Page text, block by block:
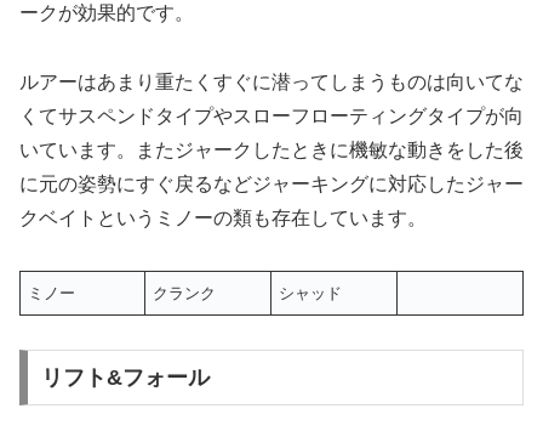
ークが効果的です。
ルアーはあまり重たくすぐに潜ってしまうものは向いてな
くてサスペンドタイプやスローフローティングタイプが向
いています。またジャークしたときに機敏な動きをした後
に元の姿勢にすぐ戻るなどジャーキングに対応したジャー
クベイトというミノーの類も存在しています。
ミノー クランク シャッド
リフト&フォール